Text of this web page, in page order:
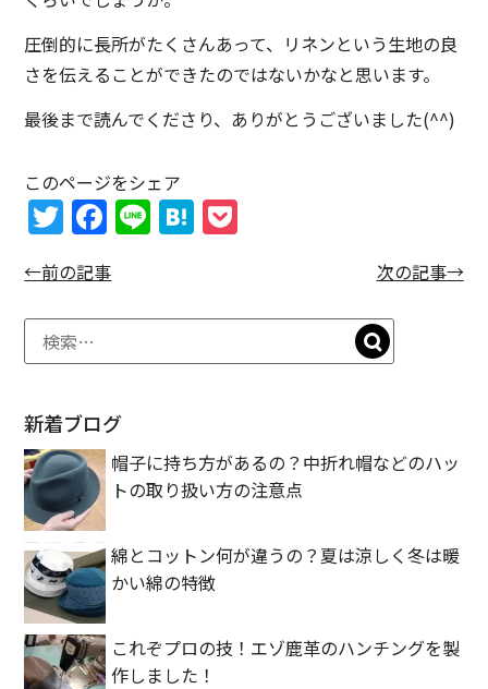
圧倒的に長所がたくさんあって、リネンという生地の良
さを伝えることができたのではないかなと思います。
最後まで読んでくださり、ありがとうございました(^^)
このページをシェア
T
w
itt
er
F
a
c
e
b
o
k
Li
n
H
at
n
a
k
et
←前の記事 次の記事→
新着ブログ
帽子に持ち方があるの？中折れ帽などのハッ
トの取り扱い方の注意点
綿とコットン何が違うの？夏は涼しく冬は暖
かい綿の特徴
これぞプロの技！エゾ鹿革のハンチングを製
作しました！